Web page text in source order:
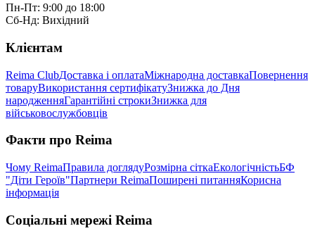
Пн-Пт: 9:00 до 18:00
Сб-Нд: Вихідний
Клієнтам
Reima ClubДоставка і оплатаМіжнародна доставкаПовернення
товаруВикористання сертифікатуЗнижка до Дня
народженняГарантійні строкиЗнижка для
військовослужбовців
Факти про Reima
Чому ReimaПравила доглядуРозмірна сіткаЕкологічністьБФ
"Діти Героїв"Партнери ReimaПоширені питанняКорисна
інформація
Соціальні мережі Reima